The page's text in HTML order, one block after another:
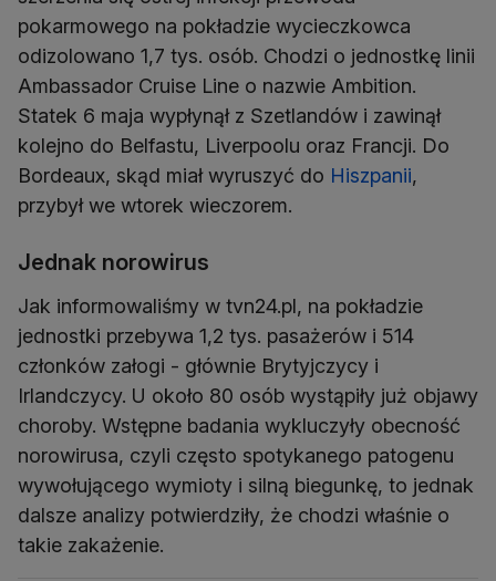
pokarmowego na pokładzie wycieczkowca
odizolowano 1,7 tys. osób. Chodzi o jednostkę linii
Ambassador Cruise Line o nazwie Ambition.
Statek 6 maja wypłynął z Szetlandów i zawinął
kolejno do Belfastu, Liverpoolu oraz Francji. Do
Bordeaux, skąd miał wyruszyć do Hiszpanii,
przybył we wtorek wieczorem.
Jednak norowirus
Jak informowaliśmy w tvn24.pl, na pokładzie
jednostki przebywa 1,2 tys. pasażerów i 514
członków załogi - głównie Brytyjczycy i
Irlandczycy. U około 80 osób wystąpiły już objawy
choroby. Wstępne badania wykluczyły obecność
norowirusa, czyli często spotykanego patogenu
wywołującego wymioty i silną biegunkę, to jednak
dalsze analizy potwierdziły, że chodzi właśnie o
takie zakażenie.